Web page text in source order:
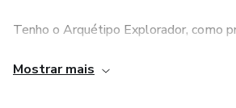
Tenho o Arquétipo Explorador, como
me ajuda a ter a mente aberta,
Mostrar mais